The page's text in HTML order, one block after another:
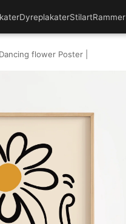
DyreplakaterStilartRammer
flower Poster |